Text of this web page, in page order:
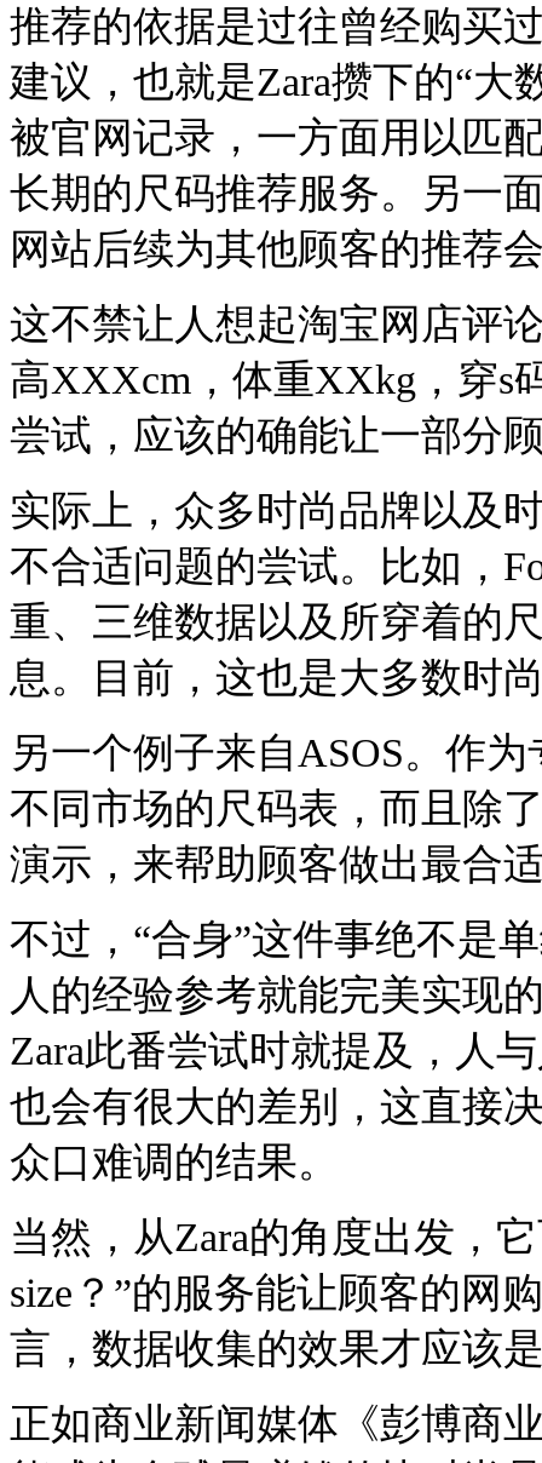
推荐的依据是过往曾经购买
建议，也就是Zara攒下的“大
被官网记录，一方面用以匹
长期的尺码推荐服务。另一
网站后续为其他顾客的推荐
这不禁让人想起淘宝网店评
高XXXcm，体重XXkg，穿s
尝试，应该的确能让一部分
实际上，众多时尚品牌以及
不合适问题的尝试。比如，
重、三维数据以及所穿着的
息。目前，这也是大多数时
另一个例子来自ASOS。作
不同市场的尺码表，而且除
演示，来帮助顾客做出最合
不过，“合身”这件事绝不是
人的经验参考就能完美实现
Zara此番尝试时就提及，人
也会有很大的差别，这直接
众口难调的结果。
当然，从Zara的角度出发，
size？”的服务能让顾客的
言，数据收集的效果才应该
正如商业新闻媒体《彭博商